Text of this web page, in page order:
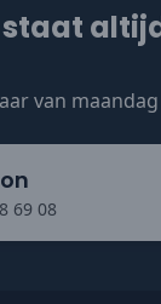
van
69 08